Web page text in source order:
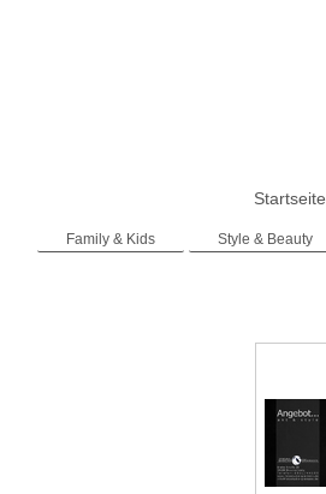
Startseite
Family & Kids Style & Beauty